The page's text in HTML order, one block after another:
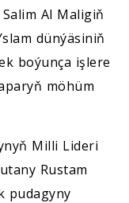
Al Maligiň
dünýäsiniň
boýunça işlere
möhüm
Milli Lideri
Rustam
pudagyny